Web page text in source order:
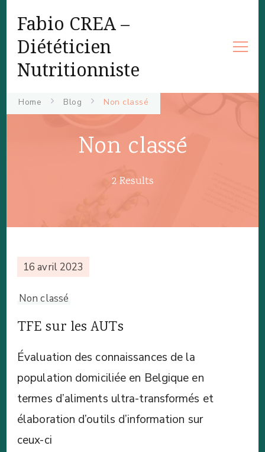
Fabio CREA –
Diététicien
Nutritionniste
Home Blog Non classé
Non classé
2 Results
16 avril 2023
Non classé
TFE sur les AUTs
Évaluation des connaissances de la
population domiciliée en Belgique en
termes d’aliments ultra-transformés et
élaboration d’outils d’information sur
ceux-ci